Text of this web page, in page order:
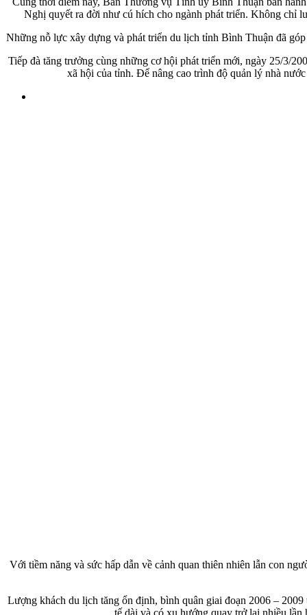
Nghị quyết ra đời như cú hích cho ngành phát triển. Không chỉ
Những nỗ lực xây dựng và phát triển du lịch tỉnh Bình Thuận đã
Tiếp đà tăng trưởng cùng những cơ hội phát triển mới, ngày 25/3/
xã hội của tỉnh. Để nâng cao trình độ quản lý nhà
Với tiềm năng và sức hấp dẫn về cảnh quan thiên nhiên lẫn con
Lượng khách du lịch tăng ổn định, bình quân giai đoạn 2006 –
tế dài và có xu hướng quay trở lại nhiều